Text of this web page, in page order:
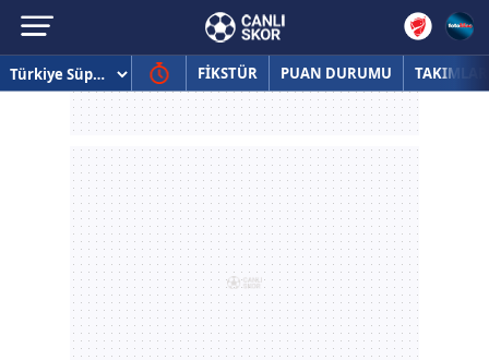
FİKSTÜR PUAN DURUMU TAKIMLAR